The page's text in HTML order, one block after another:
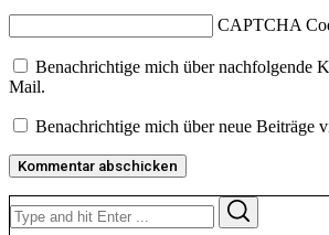
CAPTCHA
Benachrichtige mich über nachfolgende
Mail.
Benachrichtige mich über neue Beiträge
Search
for: